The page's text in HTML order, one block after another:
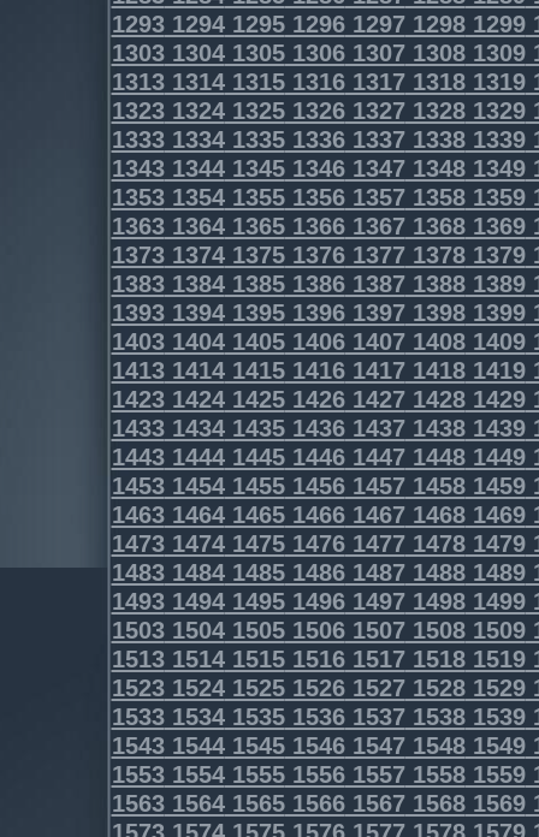
1293129412951296129712981299
1303130413051306130713081309
1313131413151316131713181319
1323132413251326132713281329
1333133413351336133713381339
1343134413451346134713481349
1353135413551356135713581359
1363136413651366136713681369
1373137413751376137713781379
1383138413851386138713881389
1393139413951396139713981399
1403140414051406140714081409
1413141414151416141714181419
1423142414251426142714281429
1433143414351436143714381439
1443144414451446144714481449
1453145414551456145714581459
1463146414651466146714681469
1473147414751476147714781479
1483148414851486148714881489
1493149414951496149714981499
1503150415051506150715081509
1513151415151516151715181519
1523152415251526152715281529
1533153415351536153715381539
1543154415451546154715481549
1553155415551556155715581559
1563156415651566156715681569